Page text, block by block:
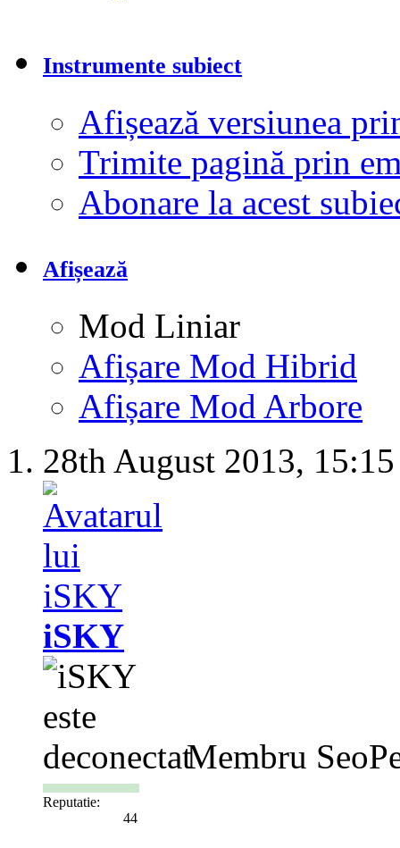
Instrumente subiect
Afișează versiunea
Trimite pagină prin
Abonare la acest
Afișează
Mod Liniar
Afișare Mod Hibrid
Afișare Mod Arbore
28th August 2013, 15:15
iSKY
Membru
Reputatie:
44